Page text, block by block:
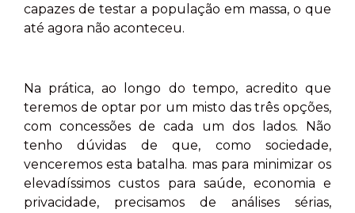
capazes de testar a população em massa, o que
até agora não aconteceu.
Na prática, ao longo do tempo, acredito que
teremos de optar por um misto das três opções,
com concessões de cada um dos lados. Não
tenho dúvidas de que, como sociedade,
venceremos esta batalha. mas para minimizar os
elevadíssimos custos para saúde, economia e
privacidade, precisamos de análises sérias,